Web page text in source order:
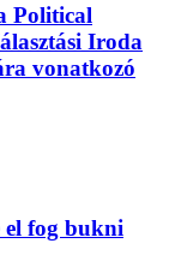
Political
Iroda
vonatkozó
el fog bukni